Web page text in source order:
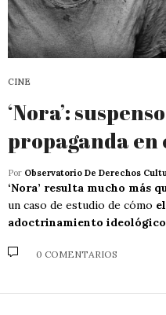
CINE
‘Nora’:
propaganda en
Por Observatorio De Derechos
‘Nora’ resulta mucho más
un caso de estudio de cómo
adoctrinamiento ideológico
0 COMENTARIOS